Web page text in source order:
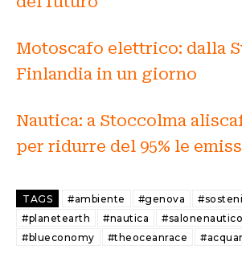
Motoscafo elettrico: dalla
Finlandia in un giorno
Nautica: a Stoccolma
per ridurre del 95% le
TAGS #ambiente #genova
#planetearth
#nautica
#blueconomy
#theoceanrace